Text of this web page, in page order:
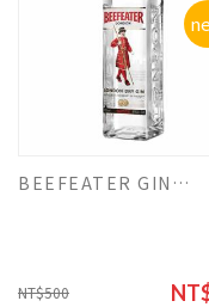
BEEFEATER GIN英人琴酒 700ml
NT$500